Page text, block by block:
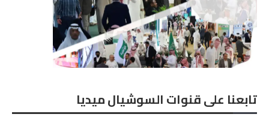
تابعنا على قنوات السوشيال ميديا